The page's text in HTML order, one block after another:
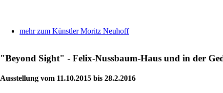
mehr zum Künstler Moritz Neuhoff
"Beyond Sight" - Felix-Nussbaum-Haus und in der
Ausstellung vom 11.10.2015 bis 28.2.2016